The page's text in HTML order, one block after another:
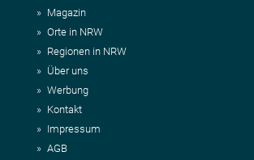
Magazin
Orte in NRW
Regionen in NRW
Über uns
Werbung
Kontakt
Impressum
AGB